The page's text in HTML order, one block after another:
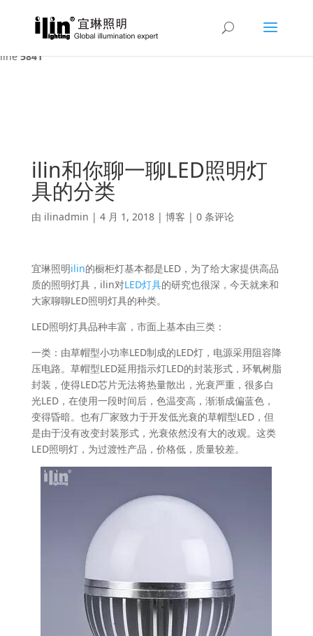
Warning : A non-numeric value encountered in
/var/www/html/ilin/wp-content/themes/Divi/functions.php
line5841
ilin和你聊一聊LED照明灯
具的分类
由 ilinadmin | 4 月 1, 2018| 博客 | 0 条评论
宜琳照明ilin的橱柜灯基本都是LED，为了给大家提供高品
质的照明灯具，ilin对LED灯具的研究也很深，今天就来和
大家聊聊LED照明灯具的种类。
LED照明灯具品种丰富，市面上基本由三类：
一类：由草帽型小功率LED制成的LED灯，电源采用阻容降
压电路。草帽型LED延用指示灯LED的封装形式，环氧树脂
封装，使得LED芯片无法将热量散出，光衰严重，很多白
光LED，在使用一段时间后，色温变高，渐渐成偏蓝色，
变得昏暗。也有厂家致力于开发低光衰的草帽型LED，但
是由于没有改变封装形式，光衰依然没有大的改观。这类
LED照明灯，为过渡性产品，价格低，质量较差。